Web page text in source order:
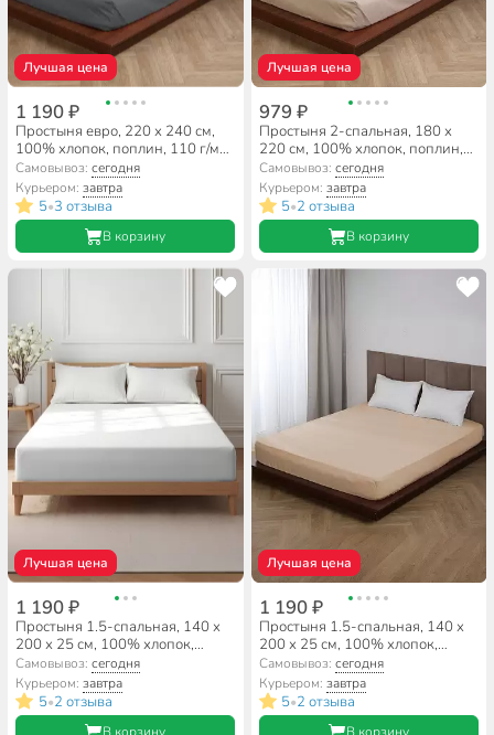
Лучшая цена
1 190 ₽
Простыня евро, 220 х 240 см,
100% хлопок, поплин, 110 г/м2,
темно-серая, Silvano,
Узбекистан
Самовывоз:сегодня
Курьером:завтра
5•3 отзыва
В корзину
Лучшая цена
979 ₽
Простыня 2-спальная, 180 х
220 см, 100% хлопок, поплин,
110 г/м2, бежевая, Silvano,
Узбекистан
Самовывоз: сегодня
Курьером: завтра
5•2 отзыва
В корзину
Лучшая цена
1 190 ₽
Простыня 1.5-спальная, 140 х
200 х 25 см, 100% хлопок,
поплин, на резинке, Silvano,
Белый
Самовывоз:сегодня
Курьером:завтра
5•2 отзыва
В корзину
Лучшая цена
1 190 ₽
Простыня 1.5-спальная, 140 х
200 х 25 см, 100% хлопок,
поплин, на резинке, Silvano,
Латте
Самовывоз: сегодня
Курьером: завтра
5•2 отзыва
В корзину